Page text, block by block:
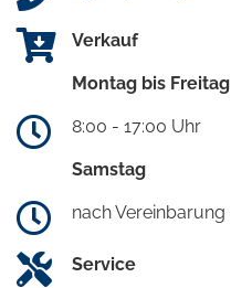
Verkauf
Montag bis Freitag
8:00 - 17:00 Uhr
Samstag
nach Vereinbarung
Service